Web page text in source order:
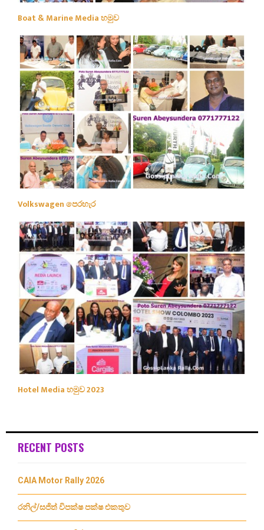
Boat & Marine Media හමුව
Volkswagen පෙරහැර
Hotel Media හමුව 2023
RECENT POSTS
CAIA Motor Rally 2026
රනිල්/සජිත් විපක්ෂ පක්ෂ එකතුව